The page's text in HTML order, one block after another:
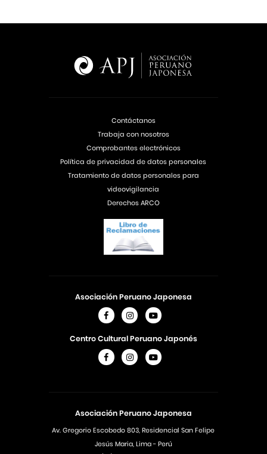
Asociación Peruano Japonesa
Av. Gregorio Escobedo 803, Residencial San Felipe
Jesús Maria, Lima - Perú
Asociación Peruano Japonesa
Centro Cultural Peruano Japonés
Contáctanos
Trabaja con nosotros
Comprobantes electrónicos
Política de privacidad de datos personales
Tratamiento de datos personales para
videovigilancia
Derechos ARCO